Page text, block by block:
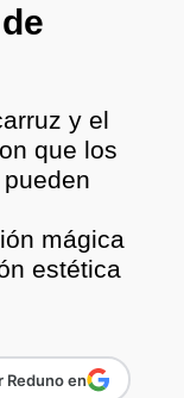
y el
que los
mágica
estética
Reduno en